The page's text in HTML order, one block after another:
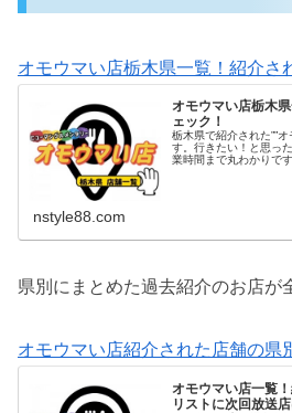
オモウマい店栃木県一覧！紹介さ
オモウマい店栃木
ェック！
栃木県で紹介された””
す。行きたい！と思っ
業時間まで丸わかりです
nstyle88.com
県別にまとめた過去紹介のお店が
オモウマい店紹介された店舗の県
オモウマい店一覧
リストに次回放送店